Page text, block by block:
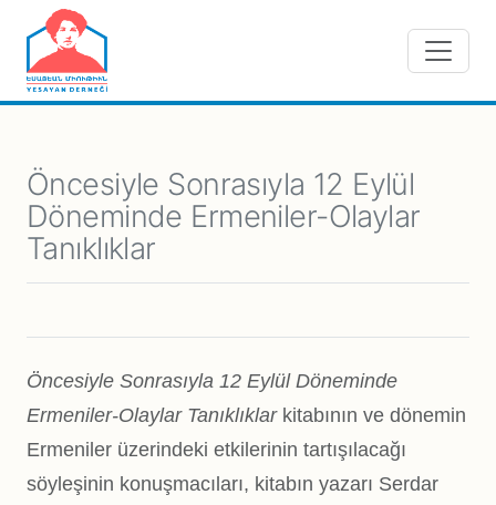
Skip to main content
Öncesiyle Sonrasıyla 12 Eylül
Döneminde Ermeniler-Olaylar
Tanıklıklar
Öncesiyle Sonrasıyla 12 Eylül Döneminde
Ermeniler-Olaylar Tanıklıklar kitabının ve dönemin
Ermeniler üzerindeki etkilerinin tartışılacağı
söyleşinin konuşmacıları, kitabın yazarı Serdar